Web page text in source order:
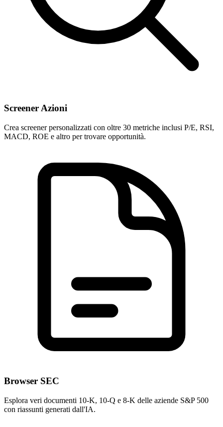
Screener Azioni
Crea screener personalizzati con oltre 30 metriche inclusi P/E, RSI,
MACD, ROE e altro per trovare opportunità.
Browser SEC
Esplora veri documenti 10-K, 10-Q e 8-K delle aziende S&P 500
con riassunti generati dall'IA.